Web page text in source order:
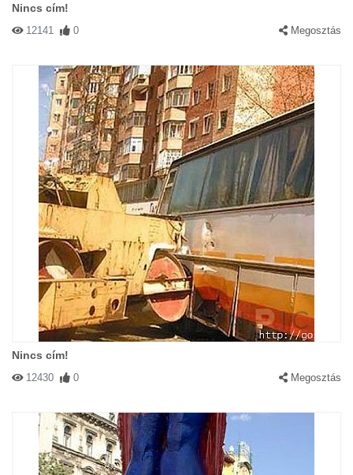
Nincs cím!
12141 0 Megosztás
Nincs cím!
12430 0 Megosztás